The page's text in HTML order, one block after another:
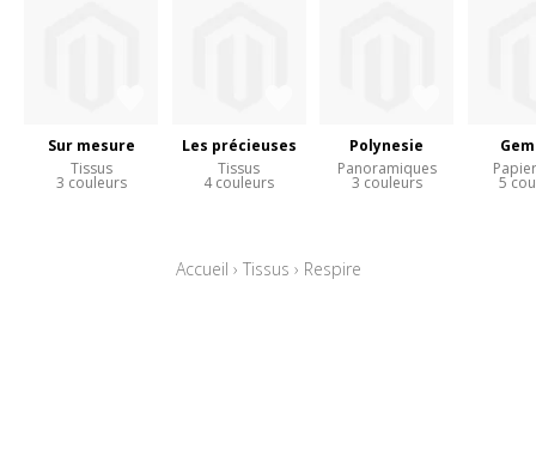
Sur mesure
Tissus
3 couleurs
Les précieuses
Tissus
4 couleurs
Polynesie
Panoramiques
3 couleurs 5
Accueil › Tissus › Respire